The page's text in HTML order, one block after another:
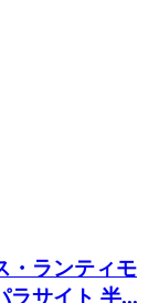
・ランティモ
ラサイト 半...